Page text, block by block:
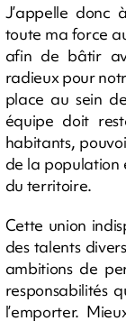
J’appelle donc
toute ma force
afin de bâtir
radieux pour
place au sein
équipe doit
habitants,
de la population
du territoire.
Cette union
des talents
ambitions de
responsabilités
l’emporter.